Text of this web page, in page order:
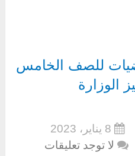
للصف الخامس
الوزارة
8 يناير، 2023
لا توجد تعليقات